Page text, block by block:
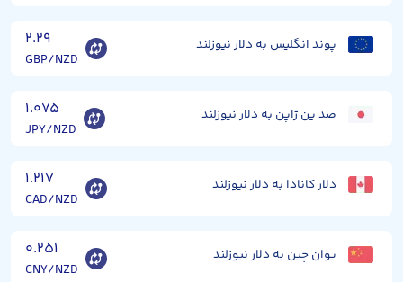
پوند انگلیس به دلار نیوزلند ۲.۲۹
GBP/NZD
صد ین ژاپن به دلار نیوزلند ۱.۰۷۵
JPY/NZD
دلار کانادا به دلار نیوزلند ۱.۲۱۷
CAD/NZD
یوان چین به دلار نیوزلند ۰.۲۵۱
CNY/NZD